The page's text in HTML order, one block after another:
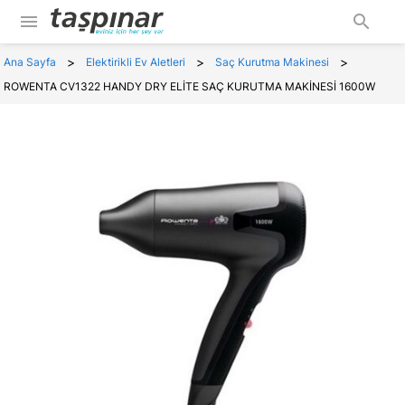
menu search
Ana Sayfa > Elektirikli Ev Aletleri > Saç Kurutma Makinesi >
ROWENTA CV1322 HANDY DRY ELİTE SAÇ KURUTMA MAKİNESİ 1600W